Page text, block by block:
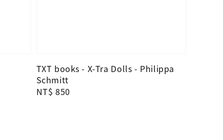
TXT books - X-Tra Dolls - Philippa
Schmitt
Regular
NT$ 850